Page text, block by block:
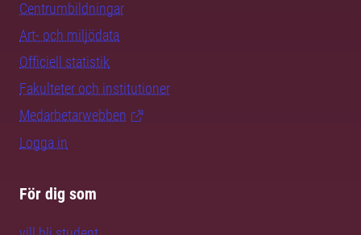
Centrumbildningar
Art- och miljödata
Officiell statistik
Fakulteter och institutioner
Medarbetarwebben
Logga in
För dig som